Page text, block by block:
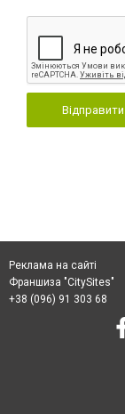
Відправити
Реклама на сайті
Франшиза "CitySites"
+38 (096) 91 303 68